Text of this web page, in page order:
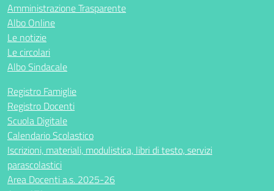
Amministrazione Trasparente
Albo Online
Le notizie
Le circolari
Albo Sindacale
Registro Famiglie
Registro Docenti
Scuola Digitale
Calendario Scolastico
Iscrizioni, materiali, modulistica, libri di testo, servizi
parascolastici
Area Docenti a.s. 2025-26